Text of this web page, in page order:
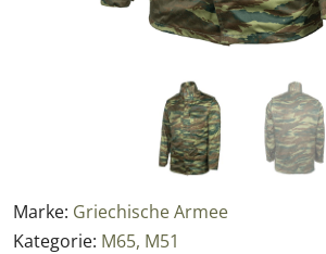
Marke: Griechische Armee
Kategorie: M65, M51